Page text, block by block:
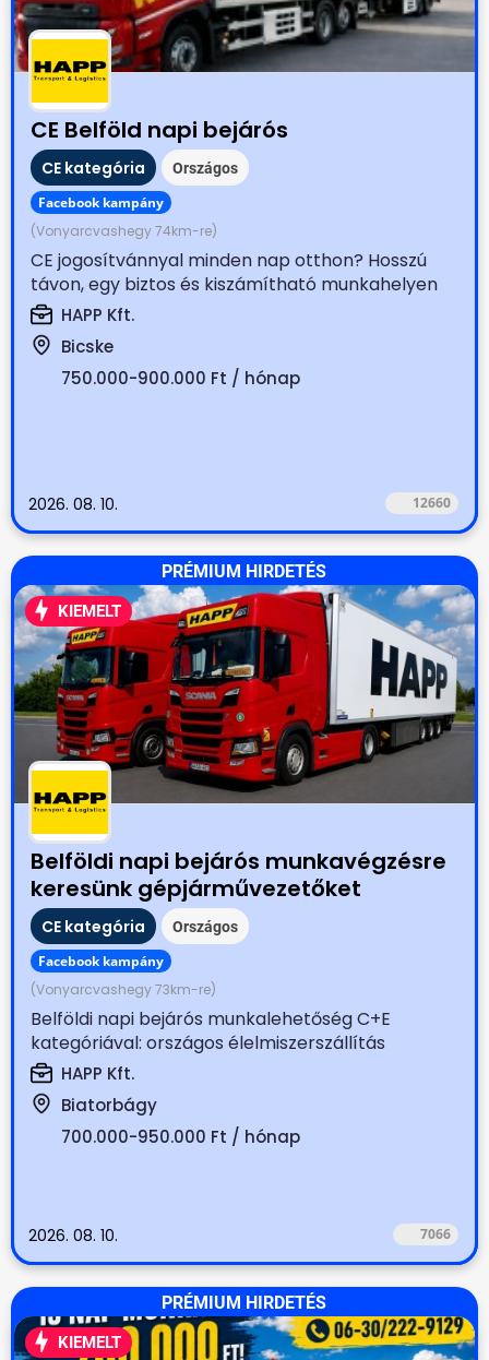
CE Belföld napi bejárós
CE kategória Országos
Facebook kampány
(Vonyarcvashegy 74km-re)
CE jogosítvánnyal minden nap otthon? Hosszú
távon, egy biztos és kiszámítható munkahelyen
dolgoznál? Állítsd...
HAPP Kft.
Bicske
750.000-900.000 Ft / hónap
2026. 08. 10. 12660
PRÉMIUM HIRDETÉS
KIEMELT
Belföldi napi bejárós munkavégzésre
keresünk gépjárművezetőket
CE kategória Országos
Facebook kampány
(Vonyarcvashegy 73km-re)
Belföldi napi bejárós munkalehetőség C+E
kategóriával: országos élelmiszerszállítás
Biatorbágyi...
HAPP Kft.
Biatorbágy
700.000-950.000 Ft / hónap
2026. 08. 10. 7066
PRÉMIUM HIRDETÉS
KIEMELT